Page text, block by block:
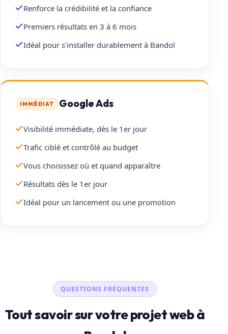
Renforce la crédibilité et la confiance
Premiers résultats en 3 à 6 mois
Idéal pour s'installer durablement à Bandol
IMMÉDIAT Google Ads
Visibilité immédiate, dès le 1er jour
Trafic ciblé et contrôlé au budget
Vous choisissez où et quand apparaître
Résultats dès le 1er jour
Idéal pour un lancement ou une promotion
QUESTIONS FRÉQUENTES
Tout savoir sur votre projet web à